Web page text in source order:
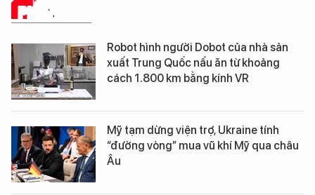
PHÂN TÍCH
Robot hình người Dobot của nhà sản
xuất Trung Quốc nấu ăn từ khoảng
cách 1.800 km bằng kính VR
Mỹ tạm dừng viện trợ, Ukraine tính
“đường vòng” mua vũ khí Mỹ qua châu
Âu